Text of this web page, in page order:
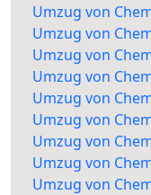
Umzug von
Umzug von
Umzug von
Umzug von
Umzug von
Umzug von
Umzug von
Umzug von
Umzug von